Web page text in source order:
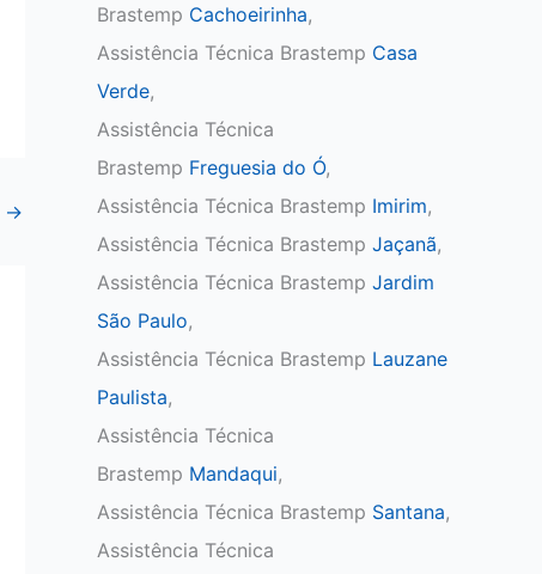
→
Brastemp Cachoeirinha,
Assistência Técnica Brastemp Casa
Verde,
Assistência Técnica
Brastemp Freguesia do Ó,
Assistência Técnica Brastemp Imirim,
Assistência Técnica Brastemp Jaçanã,
Assistência Técnica Brastemp Jardim
São Paulo,
Assistência Técnica Brastemp Lauzane
Paulista,
Assistência Técnica
Brastemp Mandaqui,
Assistência Técnica Brastemp Santana,
Assistência Técnica